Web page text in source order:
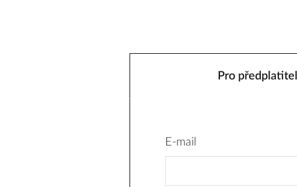
Pro
E-mail